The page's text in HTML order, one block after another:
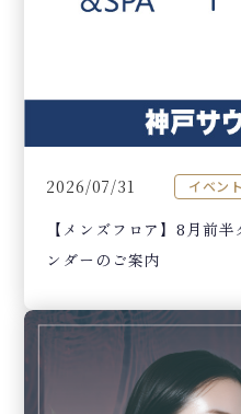
2026/07/31 イベント
【メンズフロア】8月前
ンダーのご案内